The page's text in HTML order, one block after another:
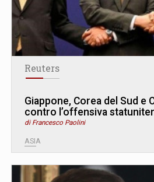
Reuters
Giappone, Corea del Sud e
contro l’offensiva
di Francesco Paolini
ASIA